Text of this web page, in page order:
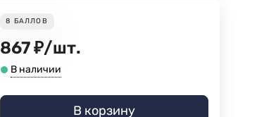
8 БАЛЛОВ
867₽/шт.
В наличии
В корзину